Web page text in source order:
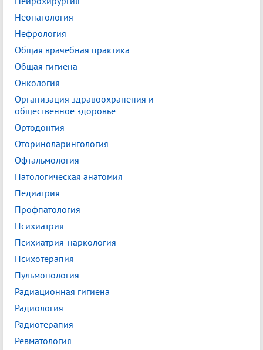
Неонатология
Нефрология
Общая врачебная практика
Общая гигиена
Онкология
Организация здравоохранения и
общественное здоровье
Ортодонтия
Оториноларингология
Офтальмология
Патологическая анатомия
Педиатрия
Профпатология
Психиатрия
Психиатрия-наркология
Психотерапия
Пульмонология
Радиационная гигиена
Радиология
Радиотерапия
Ревматология